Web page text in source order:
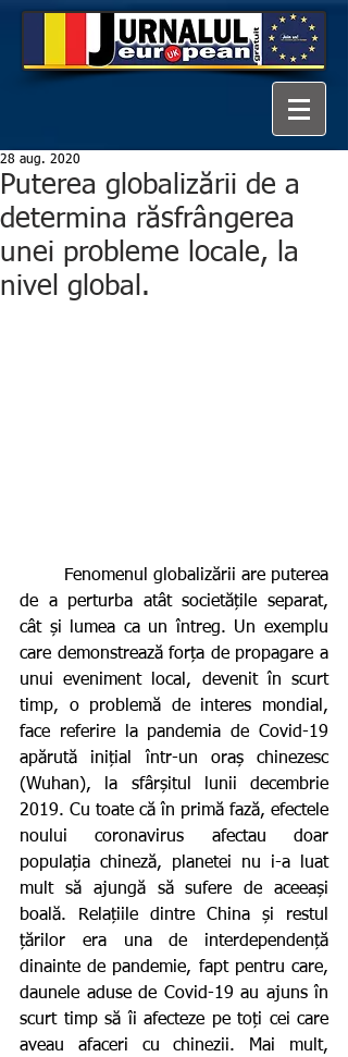
Puterea globalizării de a
determina răsfrângerea
unei probleme locale, la
nivel global.
28 aug. 2020
de a perturba atât societățile separat,
cât și lumea ca un întreg. Un exemplu
care demonstrează forța de propagare a
unui eveniment local, devenit în scurt
timp, o problemă de interes mondial,
face referire la pandemia de Covid-19
apărută inițial într-un oraș chinezesc
(Wuhan), la sfârșitul lunii decembrie
2019. Cu toate că în primă fază, efectele
noului coronavirus afectau doar
populația chineză, planetei nu i-a luat
mult să ajungă să sufere de aceeași
boală. Relațiile dintre China și restul
țărilor era una de interdependență
dinainte de pandemie, fapt pentru care,
daunele aduse de Covid-19 au ajuns în
scurt timp să îi afecteze pe toți cei care
aveau afaceri cu chinezii. Mai mult,